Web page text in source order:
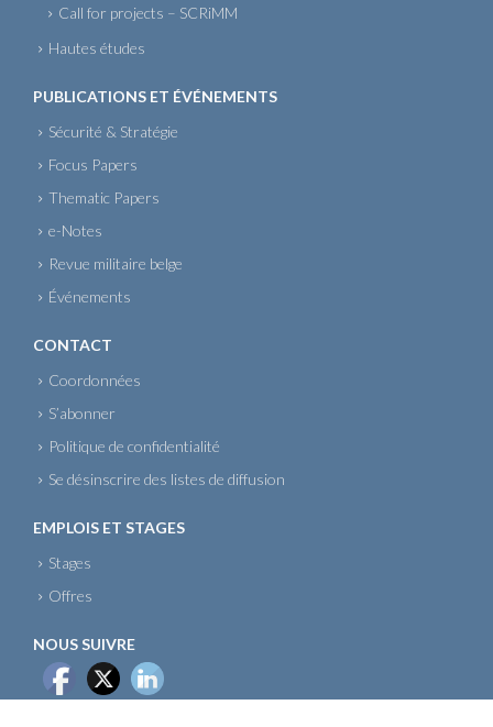
Call for projects – SCRiMM
Hautes études
PUBLICATIONS ET ÉVÉNEMENTS
Sécurité & Stratégie
Focus Papers
Thematic Papers
e-Notes
Revue militaire belge
Événements
CONTACT
Coordonnées
S’abonner
Politique de confidentialité
Se désinscrire des listes de diffusion
EMPLOIS ET STAGES
Stages
Offres
NOUS SUIVRE